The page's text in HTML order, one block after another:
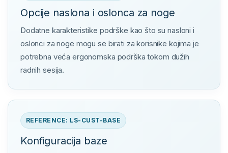
Opcije naslona i oslonca za noge
Dodatne karakteristike podrške kao što su nasloni i
oslonci za noge mogu se birati za korisnike kojima je
potrebna veća ergonomska podrška tokom dužih
radnih sesija.
REFERENCE: LS-CUST-BASE
Konfiguracija baze